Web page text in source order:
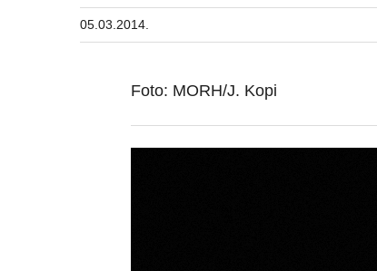
05.03.2014.
Foto: MORH/J. Kopi